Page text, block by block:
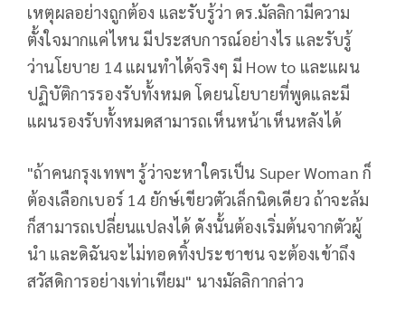
เหตุผลอย่างถูกต้อง และรับรู้ว่า ดร.มัลลิกามีความ
ตั้งใจมากแค่ไหน มีประสบการณ์อย่างไร และรับรู้
ว่านโยบาย 14 แผนทำได้จริงๆ มี How to และแผน
ปฏิบัติการรองรับทั้งหมด โดยนโยบายที่พูดและมี
แผนรองรับทั้งหมดสามารถเห็นหน้าเห็นหลังได้
"ถ้าคนกรุงเทพฯ รู้ว่าจะหาใครเป็น Super Woman ก็
ต้องเลือกเบอร์ 14 ยักษ์เขียวตัวเล็กนิดเดียว ถ้าจะล้ม
ก็สามารถเปลี่ยนแปลงได้ ดังนั้นต้องเริ่มต้นจากตัวผู้
นำ และดิฉันจะไม่ทอดทิ้งประชาชน จะต้องเข้าถึง
สวัสดิการอย่างเท่าเทียม" นางมัลลิกากล่าว